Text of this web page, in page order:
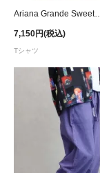
Ariana Grande Sweetener T-Shirt - Beige
7,150円(税込)
Tシャツ